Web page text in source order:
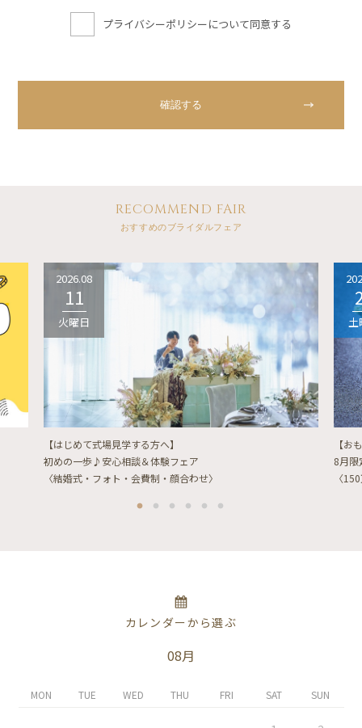
プライバシーポリシーについて同意する
RECOMMEND FAIR
おすすめのブライダルフェア
2026.08
11
火曜日
【はじめて式場見学する方へ】
初めの一歩♪安心相談＆体験フェア
〈結婚式・フォト・会費制・顔合わせ〉
土
【お
8月限
〈
カレンダーから選ぶ
08月
MON TUE WED THU FRI SAT SUN